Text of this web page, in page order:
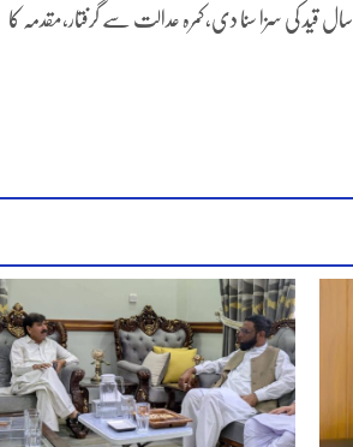
آزاد کشمیر کے وزیر ہائر ایجوکیشن ملک ظفر اقبال کو ہائی کورٹ نے قتل کے مشہور مقدمہ میں 14 سال قید کی سزا سنا دی،کمرہ عدالت سے گرفتار،مقدمہ کا